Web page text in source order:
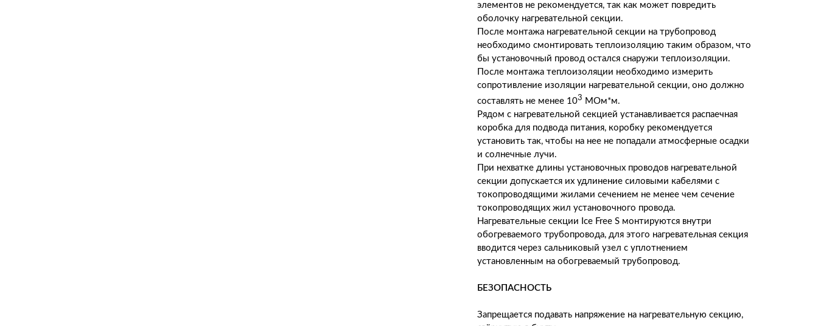
элементов не рекомендуется, так как может повредить
оболочку нагревательной секции.
После монтажа нагревательной секции на трубопровод
необходимо смонтировать теплоизоляцию таким образом, что
бы установочный провод остался снаружи теплоизоляции.
После монтажа теплоизоляции необходимо измерить
сопротивление изоляции нагревательной секции, оно должно
составлять не менее 103 МОм*м.
Рядом с нагревательной секцией устанавливается распаечная
коробка для подвода питания, коробку рекомендуется
установить так, чтобы на нее не попадали атмосферные осадки
и солнечные лучи.
При нехватке длины установочных проводов нагревательной
секции допускается их удлинение силовыми кабелями с
токопроводящими жилами сечением не менее чем сечение
токопроводящих жил установочного провода.
Нагревательные секции Ice Free S монтируются внутри
обогреваемого трубопровода, для этого нагревательная секция
вводится через сальниковый узел с уплотнением
установленным на обогреваемый трубопровод.
БЕЗОПАСНОСТЬ
Запрещается подавать напряжение на нагревательную секцию,